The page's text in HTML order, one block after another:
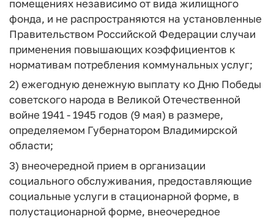
помещениях независимо от вида жилищного
фонда, и не распространяются на установленные
Правительством Российской Федерации случаи
применения повышающих коэффициентов к
нормативам потребления коммунальных услуг;
2) ежегодную денежную выплату ко Дню Победы
советского народа в Великой Отечественной
войне 1941 - 1945 годов (9 мая) в размере,
определяемом Губернатором Владимирской
области;
3) внеочередной прием в организации
социального обслуживания, предоставляющие
социальные услуги в стационарной форме, в
полустационарной форме, внеочередное